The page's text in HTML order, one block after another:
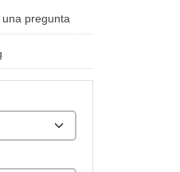
una pregunta